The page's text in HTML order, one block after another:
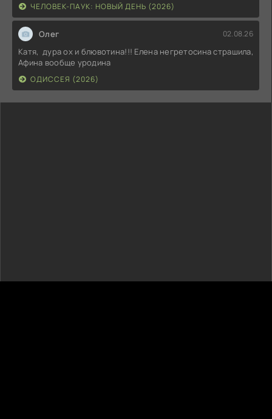
ЧЕЛОВЕК-ПАУК: НОВЫЙ ДЕНЬ (2026)
Олег 02.08.26
Катя, дура ох и блювотина!!! Елена негретосина страшила,
Афина вообще уродина
ОДИССЕЯ (2026)